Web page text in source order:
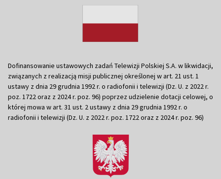
Dofinansowanie ustawowych zadań Telewizji Polskiej S.A. w likwidacji,
związanych z realizacją misji publicznej określonej w art. 21 ust. 1
ustawy z dnia 29 grudnia 1992 r. o radiofonii i telewizji (Dz. U. z 2022 r.
poz. 1722 oraz z 2024 r. poz. 96) poprzez udzielenie dotacji celowej, o
której mowa w art. 31 ust. 2 ustawy z dnia 29 grudnia 1992 r. o
radiofonii i telewizji (Dz. U. z 2022 r. poz. 1722 oraz z 2024 r. poz. 96)